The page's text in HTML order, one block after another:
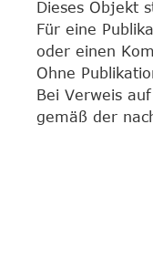
Dieses Objekt
Für eine
oder einen
Ohne
Bei Verweis
gemäß der